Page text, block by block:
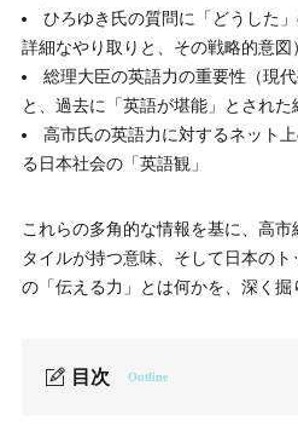
ひろゆき氏の質問に「どうした
詳細なやり取りと、その戦略的意図
総理大臣の英語力の重要性（現
と、過去に「英語が堪能」とされ
高市氏の英語力に対するネット
る日本社会の「英語観」
これらの多角的な情報を基に、高
タイルが持つ意味、そして日本の
の「伝える力」とは何かを、深く掘
目次 Outline